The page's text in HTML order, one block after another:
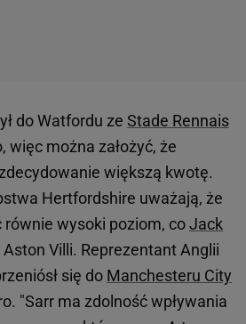
do Watfordu ze Stade Rennais
więc można założyć, że
większą kwotę.
Hertfordshire uważają, że
wysoki poziom, coJack
Villi. Reprezentant Anglii
się do Manchesteru City
"Sarr ma zdolność wpływania